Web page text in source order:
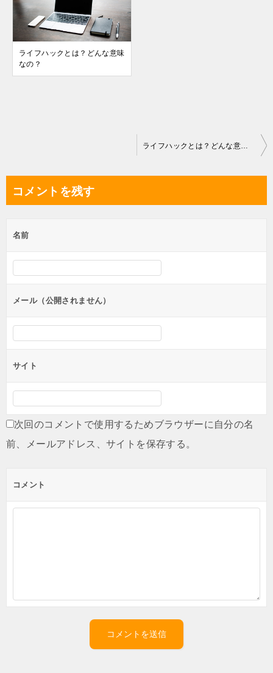
ライフハックとは？どんな意味
なの？
ビ
ー
シ
ン
ライフハックとは？どんな意味なの？
コメントを残す
名前
メール（公開されません）
サイト
次回のコメントで使用するためブラウザーに自分の名
前、メールアドレス、サイトを保存する。
コメント